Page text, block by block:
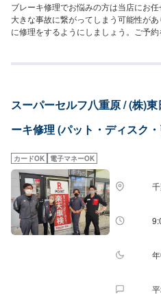
ブレーキ修理でお悩みの方は当店にお
大きな事故に繋がってしまう可能性が
に修理をするようにしましょう。ご予
スーパーセルフ八重原 / (株)
ーキ修理 (パット・ディスク
カードOK 電子マネーOK